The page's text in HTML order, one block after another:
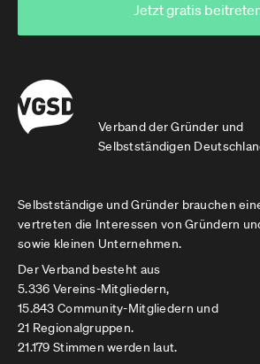
Verband der Gründer und
Selbstständigen
Jetzt gratis
Selbstständige und Gründer brauchen
vertreten die Interessen von Gründern
sowie kleinen Unternehmen.
Der Verband besteht aus
5.336 Vereins-Mitgliedern,
15.843 Community-Mitgliedern und
21 Regionalgruppen.
21.179 Stimmen werden laut.